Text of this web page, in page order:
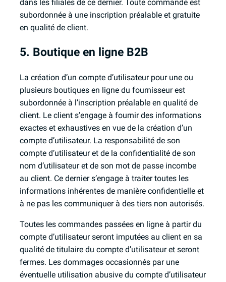
dans les filiales de ce dernier. Toute commande est
subordonnée à une inscription préalable et gratuite
en qualité de client.
5. Boutique en ligne B2B
La création d’un compte d’utilisateur pour une ou
plusieurs boutiques en ligne du fournisseur est
subordonnée à l’inscription préalable en qualité de
client. Le client s’engage à fournir des informations
exactes et exhaustives en vue de la création d’un
compte d’utilisateur. La responsabilité de son
compte d’utilisateur et de la confidentialité de son
nom d’utilisateur et de son mot de passe incombe
au client. Ce dernier s’engage à traiter toutes les
informations inhérentes de manière confidentielle et
à ne pas les communiquer à des tiers non autorisés.
Toutes les commandes passées en ligne à partir du
compte d’utilisateur seront imputées au client en sa
qualité de titulaire du compte d’utilisateur et seront
fermes. Les dommages occasionnés par une
éventuelle utilisation abusive du compte d’utilisateur